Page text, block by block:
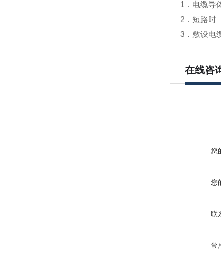
1．电缆导
2．短路时
3．敷设电
在线咨
您
您
联
常